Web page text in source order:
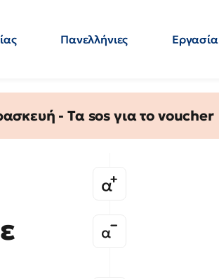
Πανελλήνιες Εργασία
- Τα sos για το voucher